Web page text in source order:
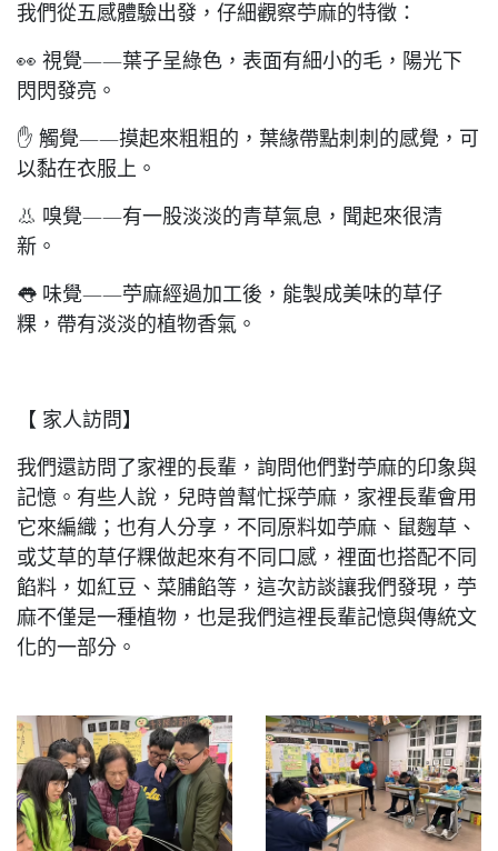
我們從五感體驗出發，仔細觀察苧麻的特徵：
👀 視覺——葉子呈綠色，表面有細小的毛，陽光下
閃閃發亮。
✋ 觸覺——摸起來粗粗的，葉緣帶點刺刺的感覺，可
以黏在衣服上。
👃 嗅覺——有一股淡淡的青草氣息，聞起來很清
新。
👅 味覺——苧麻經過加工後，能製成美味的草仔
粿，帶有淡淡的植物香氣。
【 家人訪問】
我們還訪問了家裡的長輩，詢問他們對苧麻的印象與
記憶。有些人說，兒時曾幫忙採苧麻，家裡長輩會用
它來編織；也有人分享，不同原料如苧麻、鼠麴草、
或艾草的草仔粿做起來有不同口感，裡面也搭配不同
餡料，如紅豆、菜脯餡等，這次訪談讓我們發現，苧
麻不僅是一種植物，也是我們這裡長輩記憶與傳統文
化的一部分。